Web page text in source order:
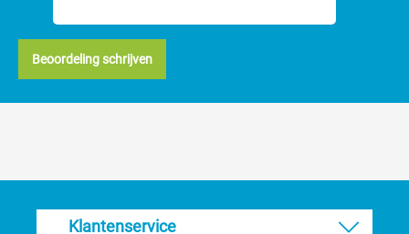
Beoordeling schrijven
Klantenservice